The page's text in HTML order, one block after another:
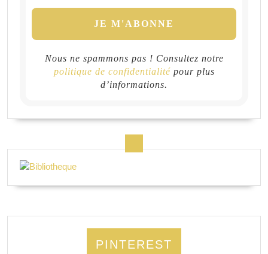
Nous ne spammons pas ! Consultez notre
politique de confidentialitépour plus
d’informations.
PINTEREST